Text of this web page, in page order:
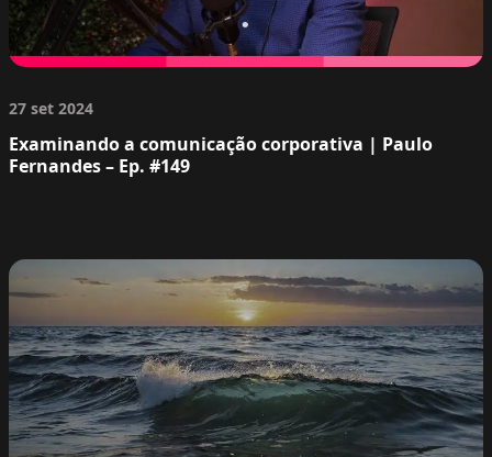
27 set 2024
Examinando a comunicação corporativa | Paulo
Fernandes – Ep. #149